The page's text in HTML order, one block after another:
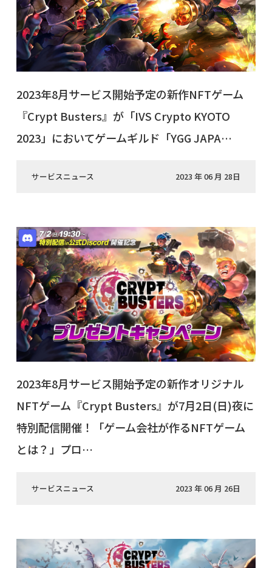
2023年8月サービス開始予定の新作NFTゲーム
『Crypt Busters』が「IVS Crypto KYOTO
2023」においてゲームギルド「YGG JAPA…
サービスニュース 2023 年 06 月 28日
2023年8月サービス開始予定の新作オリジナル
NFTゲーム『Crypt Busters』が7月2日(日)夜に
特別配信開催！「ゲーム会社が作るNFTゲーム
とは？」プロ…
サービスニュース 2023 年 06 月 26日